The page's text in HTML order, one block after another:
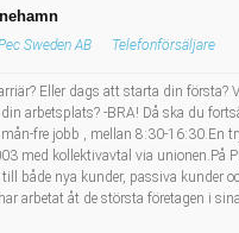
Sweden AB Telefonförsäljare
Eller dags att starta din första?
arbetsplats? -BRA! Då ska du
fre jobb , mellan 8:30-16:30.En
med kollektivavtal via unionen.På
både nya kunder, passiva kunder
arbetat åt de största företagen i